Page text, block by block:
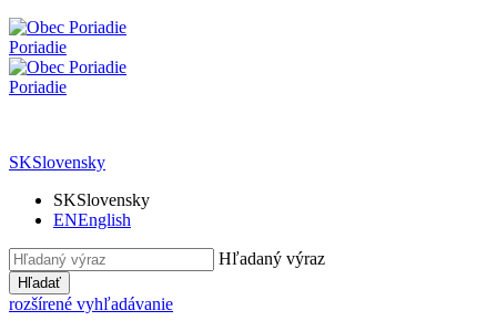
Poriadie
Poriadie
SKSlovensky
SKSlovensky
ENEnglish
Hľadaný výraz
Hľadať
rozšírené vyhľadávanie